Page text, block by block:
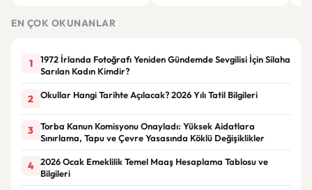
EN ÇOK OKUNANLAR
1
1972 İrlanda Fotoğrafı Yeniden Gündemde Sevgilisi İçin Silaha
Sarılan Kadın Kimdir?
2 Okullar Hangi Tarihte Açılacak? 2026 Yılı Tatil Bilgileri
3
Torba Kanun Komisyonu Onayladı: Yüksek Aidatlara
Sınırlama, Tapu ve Çevre Yasasında Köklü Değişiklikler
4
2026 Ocak Emeklilik Temel Maaş Hesaplama Tablosu ve
Bilgileri